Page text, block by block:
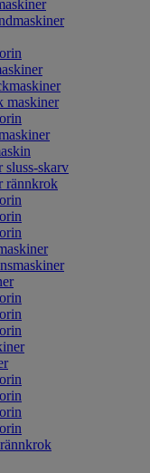
maskiner
skarv
rännkrok